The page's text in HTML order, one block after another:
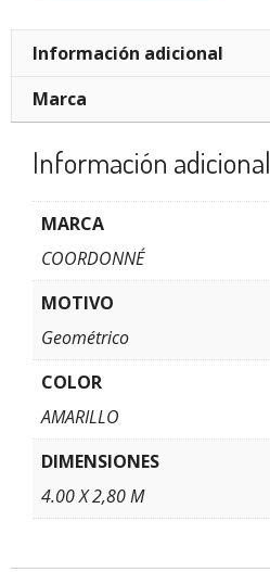
Información adicional
Marca
Información adicional
MARCA
COORDONNÉ
MOTIVO
Geométrico
COLOR
AMARILLO
DIMENSIONES
4.00 X 2,80 M